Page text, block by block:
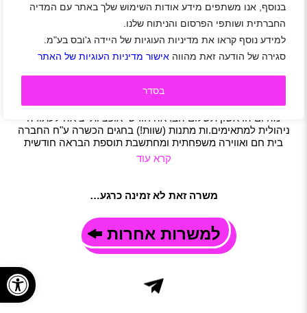
בנוסף, אנו משתפים מידע אודות השימוש שלך באתר עם המדיה
החברתית ושותפי הפרסום והניתוח שלנו.
למידע נוסף קראו את מדיניות העוגיות של היידה ג'ובס בע"מ.
סגירה של הודעה זאת מהווה אישור מדיניות העוגיות של האתר
בסדר
דרושים לוחמים לסיירת האופנועים המבצעית של
ר.ח.ש ביטחון
אזור מרכז |תל אביב-יפו|שכר 50 ₪ |סטודנטים|
עבודה מאתגרת ומבצעית תנאים סוציאליים מלאים – קרן פנסיה
והשתלמות מהיום הראשון בונוסים למצטיינים עובדי החברה
מהיום הראשון תשלום הבראה חודשי אופציות יציאה לעתודה
ניהולית למתאימים.ות מתנות (שוות!) בחגים הכשרה ע"ח החברה
בית חם ואווירה משפחתית ומחתשבת תוספת הבראה חודשית
קרא עוד
משרה זאת לא זמינה כרגע…
למשרות אחרות